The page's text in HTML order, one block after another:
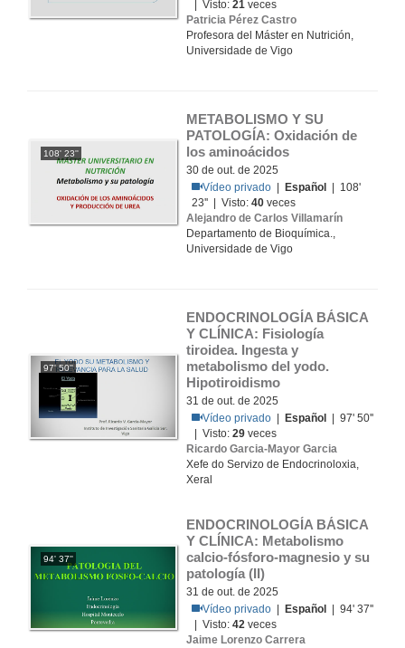
| Visto:21 veces
Patricia Pérez Castro
Profesora del Máster en Nutrición,
Universidade de Vigo
108' 23''
METABOLISMO Y SU
PATOLOGÍA: Oxidación de
los aminoácidos
30 de out. de 2025
Vídeo privado
Español
| 108'
23'' | Visto:40 veces
Alejandro de Carlos Villamarín
Departamento de Bioquímica.,
Universidade de Vigo
97' 50''
ENDOCRINOLOGÍA BÁSICA
Y CLÍNICA: Fisiología
tiroidea. Ingesta y
metabolismo del yodo.
Hipotiroidismo
31 de out. de 2025
Vídeo privado
Español
| 97' 50''
| Visto:29 veces
Ricardo Garcia-Mayor Garcia
Xefe do Servizo de Endocrinoloxia,
Xeral
94' 37''
ENDOCRINOLOGÍA BÁSICA
Y CLÍNICA: Metabolismo
calcio-fósforo-magnesio y su
patología (II)
31 de out. de 2025
Vídeo privado
Español
| 94' 37''
| Visto:42 veces
Jaime Lorenzo Carrera